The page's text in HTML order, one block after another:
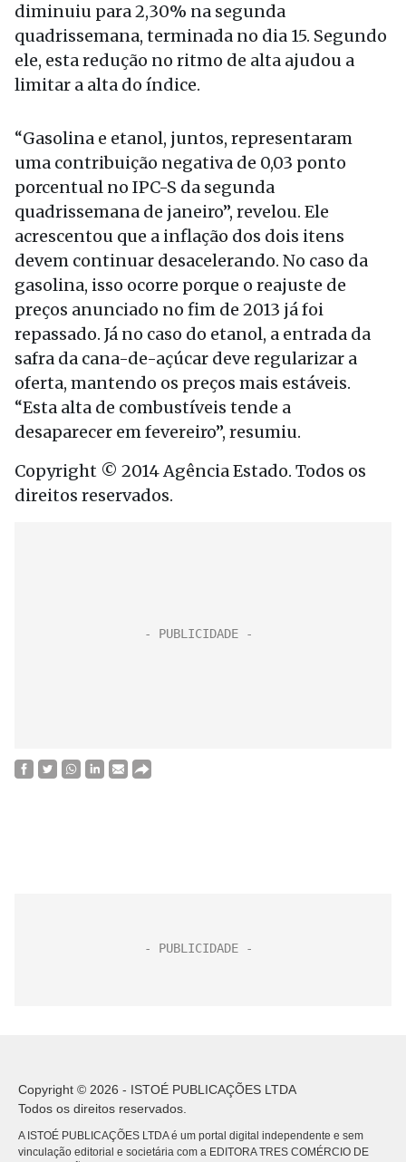
diminuiu para 2,30% na segunda
quadrissemana, terminada no dia 15. Segundo
ele, esta redução no ritmo de alta ajudou a
limitar a alta do índice.
“Gasolina e etanol, juntos, representaram
uma contribuição negativa de 0,03 ponto
porcentual no IPC-S da segunda
quadrissemana de janeiro”, revelou. Ele
acrescentou que a inflação dos dois itens
devem continuar desacelerando. No caso da
gasolina, isso ocorre porque o reajuste de
preços anunciado no fim de 2013 já foi
repassado. Já no caso do etanol, a entrada da
safra da cana-de-açúcar deve regularizar a
oferta, mantendo os preços mais estáveis.
“Esta alta de combustíveis tende a
desaparecer em fevereiro”, resumiu.
Copyright © 2014 Agência Estado. Todos os
direitos reservados.
Copyright © 2026 - ISTOÉ PUBLICAÇÕES LTDA
Todos os direitos reservados.
A ISTOÉ PUBLICAÇÕES LTDA é um portal digital independente e sem
vinculação editorial e societária com a EDITORA TRES COMÉRCIO DE